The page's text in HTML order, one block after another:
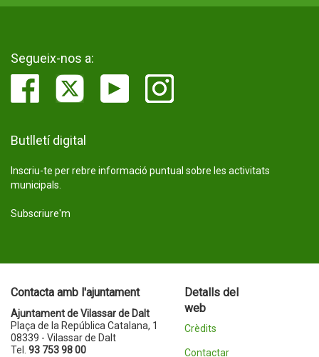
Segueix-nos a:
Butlletí digital
Inscriu-te per rebre informació puntual sobre les activitats
municipals.
Subscriure'm
Contacta amb l'ajuntament
Ajuntament de Vilassar de Dalt
Plaça de la República Catalana, 1
08339 - Vilassar de Dalt
Tel. 93 753 98 00
Detalls del
web
Crèdits
Contactar